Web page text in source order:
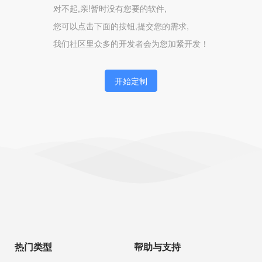
对不起,亲!暂时没有您要的软件,
您可以点击下面的按钮,提交您的需求,
我们社区里众多的开发者会为您加紧开发！
开始定制
热门类型 帮助与支持